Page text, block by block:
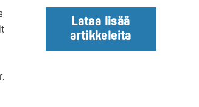
Lataa lisää
artikkeleita